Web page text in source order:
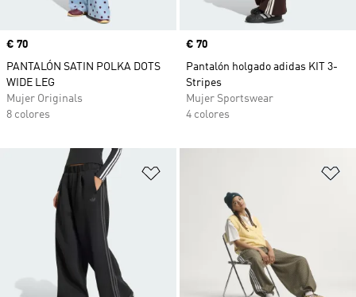
Precio
€ 70
PANTALÓN SATIN POLKA DOTS
WIDE LEG
Mujer Originals
8 colores
Precio
€ 70
Pantalón holgado adidas KIT 3-
Stripes
Mujer Sportswear
4 colores